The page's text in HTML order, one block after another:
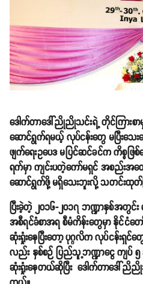
ဒေါက်တာဒေါ်ညိုညိုသင်းရဲ့ တိုင်ကြားစာမှ
ဆောင်ရွက်ရမယ့် လုပ်ငန်းတွေ မပြီးသေ
ဖျက်ရေးဥပေဒ မပြင်ဆင်ခင်က ကိစ္စဖ
ရက်မှာ ကျင်းပတဲ့ကော်မရှင် အစည်းအဝ
ဆောင်ရွက်ဖို့ မရှိသေးဘူးလို့ သတင်းထုတ်
ပြီးခဲ့တဲ့ ၂၀၁၆-၂၀၁၇ ဘဏ္ဍာနှစ်အတွင်း
အစီရင်ခံစာအရ စီမံကိန်းတွေမှာ နိုင်ငံ
ဆုံးရှုံးနေပြီးတော့ ပုဂ္ဂလိက လုပ်ငန်းရှင်
လည်း နှစ်စဉ် ပြည်သူ့ဘဏ္ဍာငွေ ကျပ်
ဆုံးရှုံးနေတယ်ဆိုပြီး ဒေါက်တာဒေါ်ညိညိုသ